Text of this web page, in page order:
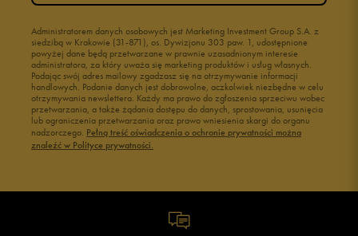
Administratorem danych osobowych jest Marketing Investment Group S.A. z
siedzibą w Krakowie (31-871), os. Dywizjonu 303 paw. 1, udostępnione
powyżej dane będą przetwarzane w prawnie uzasadnionym interesie
administratora, za który uważa się marketing produktów i usług własnych.
Podając swój adres mailowy zgadzasz się na otrzymywanie informacji
handlowych. Podanie danych jest dobrowolne, aczkolwiek niezbędne w celu
otrzymywania newslettera. Każdy ma prawo do zgłoszenia sprzeciwu wobec
przetwarzania, a także żądania dostępu do danych, sprostowania, usunięcia
lub ograniczenia przetwarzania oraz prawo wniesienia skargi do organu
nadzorczego. Pełną treść oświadczenia o ochronie prywatności można
znaleźć w Polityce prywatności.